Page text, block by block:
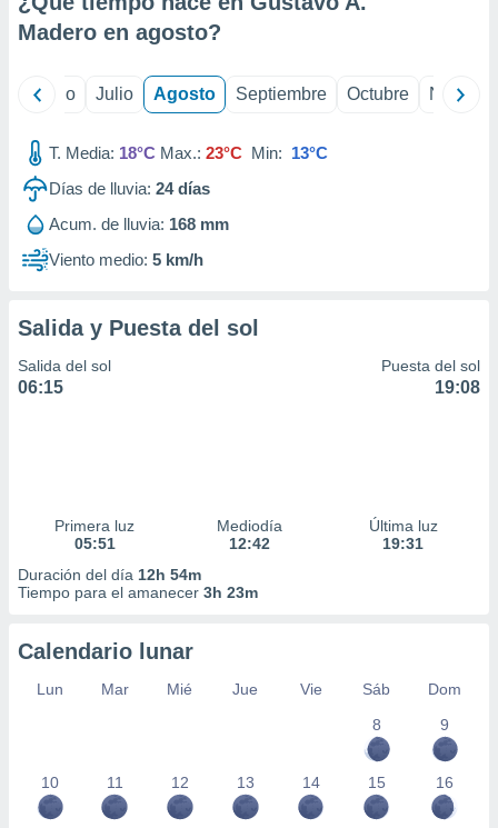
e
publicidad
publicidad
de
Madero en agosto?
Junio Julio Agosto Septiembre Octubre
T. Media: 18°C Max.: 23°C Min: 13°C
Días de lluvia: 24días
Acum. de lluvia: 168 mm
Viento medio: 5 km/h
Salida y Puesta del sol
Salida del sol
06:15
Puesta del sol
19:08
Primera luz
05:51
Mediodía
12:42
Última luz
19:31
Duración del día 12h 54m
Tiempo para el amanecer 3h 23m
Calendario lunar
Lun Mar Mié Jue Vie Sáb
Dom
8
9
10 11 12 13 14 15 16